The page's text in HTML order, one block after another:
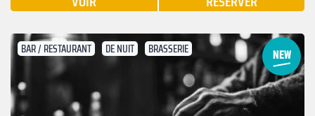
BAR / RESTAURANT DE NUIT BRASSERIE